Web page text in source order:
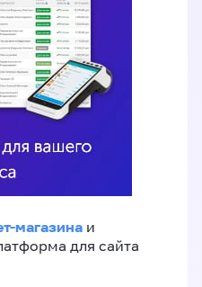
магазина и
для сайта